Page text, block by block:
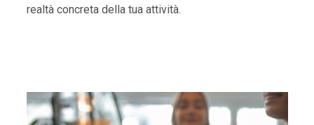
realtà concreta della tua attività.